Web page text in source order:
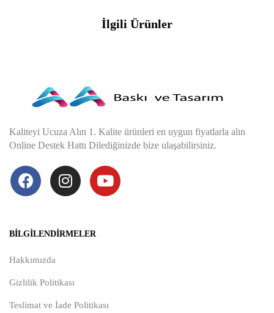
İlgili Ürünler
Kaliteyi Ucuza Alın 1. Kalite ürünleri en uygun fiyatlarla alın
Online Destek Hattı Dilediğinizde bize ulaşabilirsiniz.
BILGILENDIRMELER
Hakkımızda
Gizlilik Politikası
Teslimat ve İade Politikası